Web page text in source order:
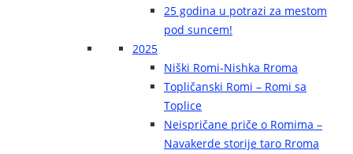
25 godina u potrazi za mestom
pod suncem!
2025
Niški Romi-Nishka Rroma
Topličanski Romi – Romi sa
Toplice
Neispričane priče o Romima –
Navakerde storije taro Rroma